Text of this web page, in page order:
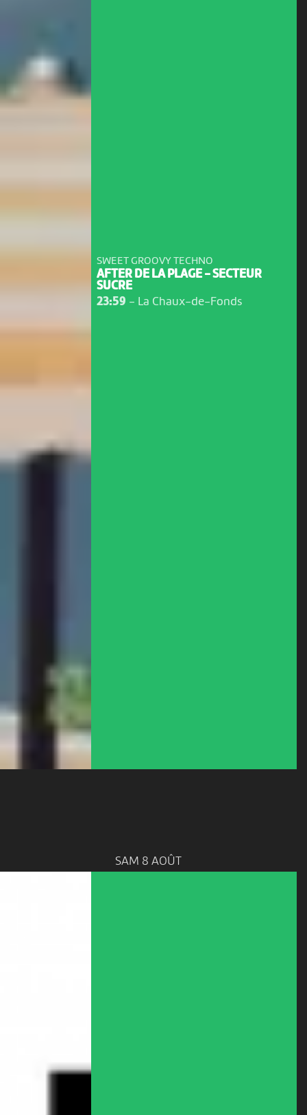
SWEET GROOVY TECHNO
AFTER DE LA PLAGE - SECTEUR
SUCRE
23:59 - La Chaux-de-Fonds
SAM 8 AOÛT